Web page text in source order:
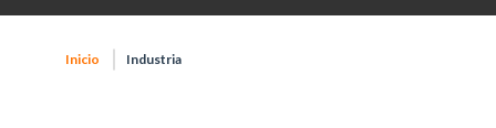
Inicio Industria